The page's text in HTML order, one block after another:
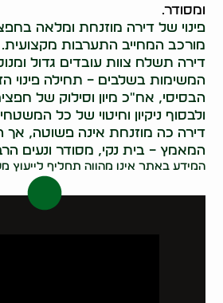
ומסודר.
פינוי של דירה מוזנחת ומלאה
מורכב המחייב התערבות מקצועית.
דירה תשלח צוות עובדים גדול
המשימות בשלבים – תחילה פינוי
הבסיסי, אח"כ מיון וסילוק של
ולבסוף ניקיון וחיטוי של כל
דירה כה מוזנחת אינה פשוטה, אך
המאמץ – בית נקי, מסודר ונעים
המידע באתר אינו מהווה תחליף לייעוץ